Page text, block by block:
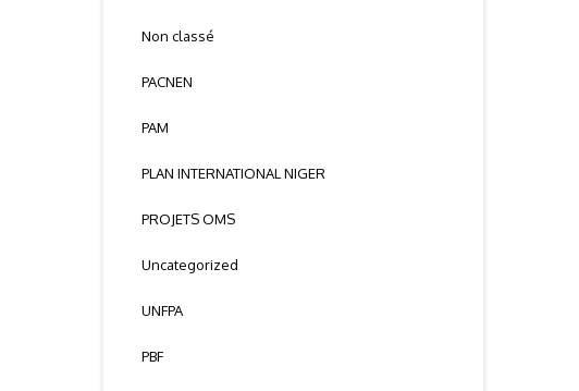
Non classé
PACNEN
PAM
PLAN INTERNATIONAL NIGER
PROJETS OMS
Uncategorized
UNFPA
PBF